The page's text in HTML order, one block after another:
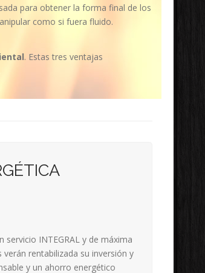
para obtener la forma final de los
como si fuera fluido.
. Estas tres ventajas
servicio INTEGRAL y de máxima
rentabilizada su inversión y
y un ahorro energético